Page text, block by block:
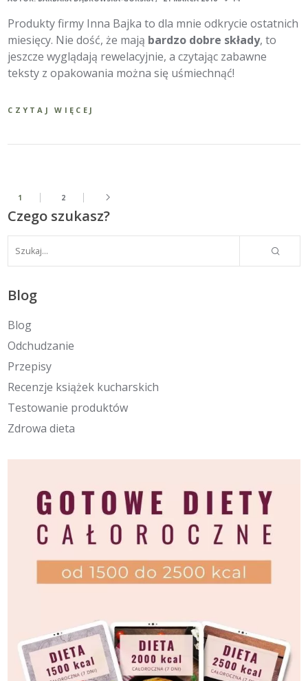
Produkty firmy Inna Bajka to dla mnie odkrycie ostatnich
miesięcy. Nie dość, że mają bardzo dobre składy, to
jeszcze wyglądają rewelacyjnie, a czytając zabawne
teksty z opakowania można się uśmiechnąć!
CZYTAJ WIĘCEJ
1 2
Czego szukasz?
Blog
Blog
Odchudzanie
Przepisy
Recenzje książek kucharskich
Testowanie produktów
Zdrowa dieta